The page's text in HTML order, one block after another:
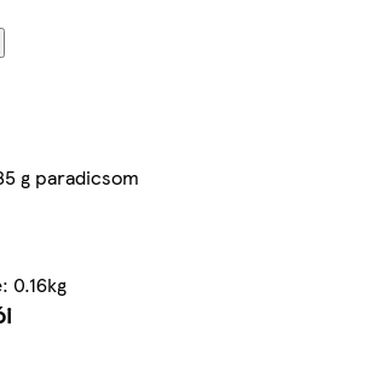
g paradicsom
0.16kg